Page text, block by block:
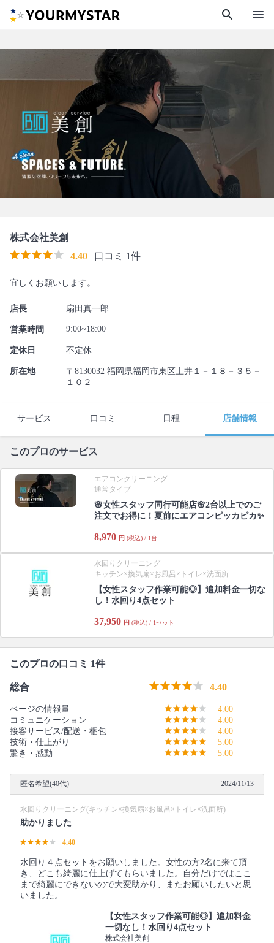
search menu
株式会社美創
4.40
口コミ 1件
宜しくお願いします。
店長 扇田真一郎
営業時間 9:00~18:00
定休日 不定休
所在地
〒8130032 福岡県福岡市東区土井１－１８－３５－
１０２
サービス 口コミ 日程 店舗情報
このプロのサービス
エアコンクリーニング
通常タイプ
🌸女性スタッフ同行可能店🌸2台以上でのご
注文でお得に！夏前にエアコンピッカピカ✨
8,970 円 (税込) / 1台
水回りクリーニング
キッチン×換気扇×お風呂×トイレ×洗面所
【女性スタッフ作業可能◎】追加料金一切な
し！水回り4点セット
37,950 円 (税込) / 1セット
このプロの口コミ 1件
総合 4.40
ページの情報量
4.00
コミュニケーション
4.00
接客サービス/配送・梱包
4.00
技術・仕上がり
5.00
驚き・感動
5.00
匿名希望(40代) 2024/11/13
水回りクリーニング(キッチン×換気扇×お風呂×トイレ×洗面所)
助かりました
4.40
水回り４点セットをお願いしました。女性の方2名に来て頂
き、どこも綺麗に仕上げてもらいました。自分だけではここ
まで綺麗にできないので大変助かり、またお願いしたいと思
いました。
【女性スタッフ作業可能◎】追加料金
一切なし！水回り4点セット
株式会社美創